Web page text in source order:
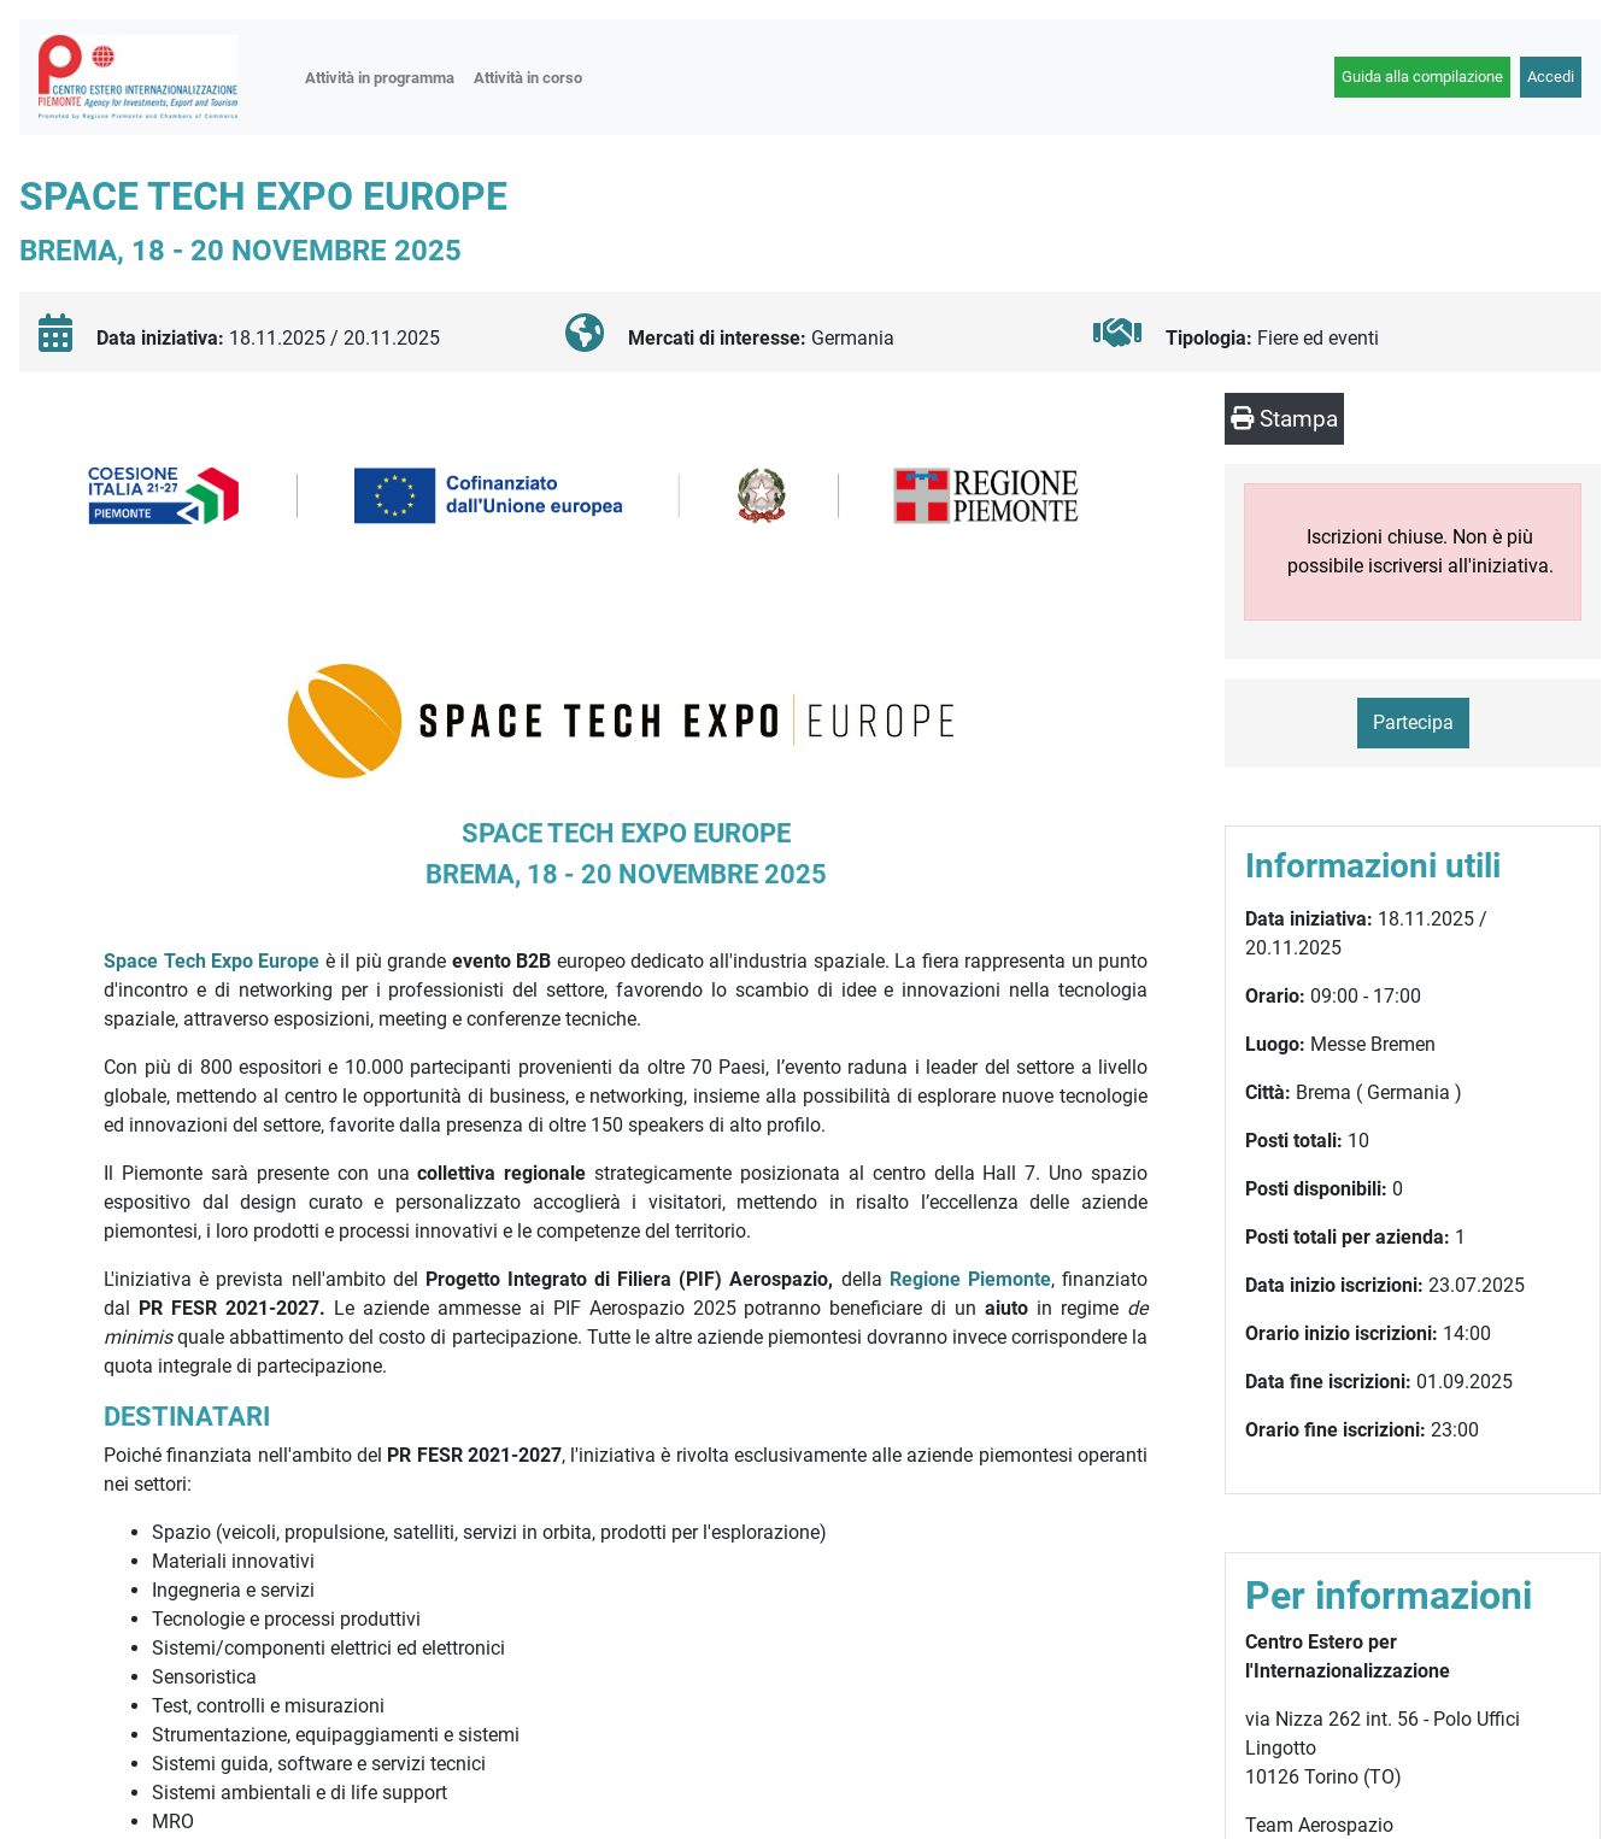
Attività in programma Attività in corso
Fiere
Workshop
Focus settoriali
Guida alla compilazione Accedi
SPACE TECH EXPO EUROPE
BREMA, 18 - 20 NOVEMBRE 2025
Data iniziativa: 18.11.2025 / 20.11.2025 Mercati di interesse: Germania Tipologia: Fiere ed eventi
Descrizione iniziativa
SPACE TECH EXPO EUROPE
BREMA, 18 - 20 NOVEMBRE 2025
Space Tech Expo Europe è il più grande evento B2B europeo dedicato all'industria spaziale. La fiera rappresenta un punto
d'incontro e di networking per i professionisti del settore, favorendo lo scambio di idee e innovazioni nella tecnologia
spaziale, attraverso esposizioni, meeting e conferenze tecniche.
Con più di 800 espositori e 10.000 partecipanti provenienti da oltre 70 Paesi, l’evento raduna i leader del settore a livello
globale, mettendo al centro le opportunità di business, e networking, insieme alla possibilità di esplorare nuove tecnologie
ed innovazioni del settore, favorite dalla presenza di oltre 150 speakers di alto profilo.
Il Piemonte sarà presente con unacollettiva regionale strategicamente posizionata al centro della Hall 7. Uno spazio
espositivo dal design curato e personalizzato accoglierà i visitatori, mettendo in risalto l’eccellenza delle aziende
piemontesi, i loro prodotti e processi innovativi e le competenze del territorio.
L'iniziativa è prevista nell'ambito del Progetto Integrato di Filiera (PIF) Aerospazio, della Regione Piemonte, finanziato
dal
PR FESR 2021-2027. Le aziende ammesse ai PIF Aerospazio 2025 potranno beneficiare di unaiuto in regime de
minimisquale abbattimento del costo di partecipazione. Tutte le altre aziende piemontesi dovranno invece corrispondere la
quota integrale di partecipazione.
DESTINATARI
Poiché finanziata nell'ambito del PR FESR 2021-2027, l'iniziativa è rivolta esclusivamente alle aziende piemontesi operanti
nei settori:
Spazio (veicoli, propulsione, satelliti, servizi in orbita, prodotti per l'esplorazione)
Materiali innovativi
Ingegneria e servizi
Tecnologie e processi produttivi
Sistemi/componenti elettrici ed elettronici
Sensoristica
Test, controlli e misurazioni
Strumentazione, equipaggiamenti e sistemi
Sistemi guida, software e servizi tecnici
Sistemi ambientali e di life support
MRO
Stampa
Iscrizioni chiuse. Non è più
possibile iscriversi all'iniziativa.
Partecipa
Informazioni utili
Data iniziativa: 18.11.2025 /
20.11.2025
Orario: 09:00 - 17:00
Luogo: Messe Bremen
Città: Brema ( Germania )
Posti totali: 10
Posti disponibili: 0
Posti totali per azienda: 1
Data inizio iscrizioni: 23.07.2025
Orario inizio iscrizioni: 14:00
Data fine iscrizioni: 01.09.2025
Orario fine iscrizioni: 23:00
Per informazioni
Centro Estero per
l'Internazionalizzazione
via Nizza 262 int. 56 - Polo Uffici
Lingotto
10126 Torino (TO)
Team Aerospazio